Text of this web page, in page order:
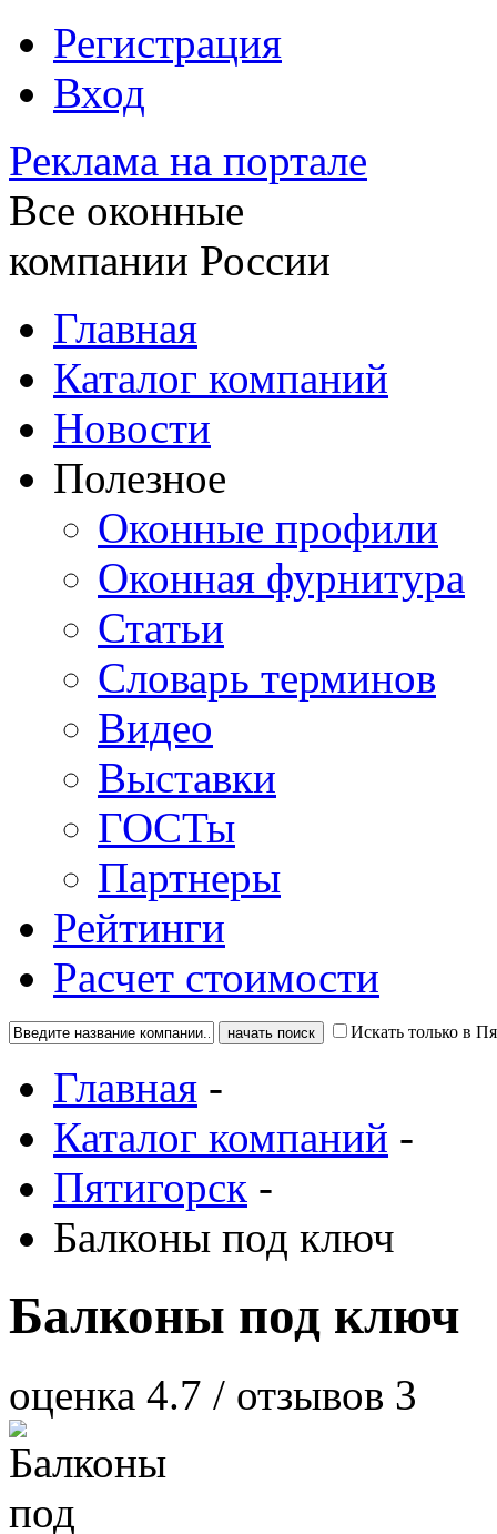
Регистрация
Вход
Реклама на портале
Все оконные
компании России
Главная
Каталог компаний
Новости
Полезное
Оконные профили
Оконная фурнитура
Статьи
Словарь терминов
Видео
Выставки
ГОСТы
Партнеры
Рейтинги
Расчет стоимости
Искать только в
Главная -
Каталог компаний -
Пятигорск -
Балконы под ключ
Балконы под ключ
оценка 4.7 / отзывов 3